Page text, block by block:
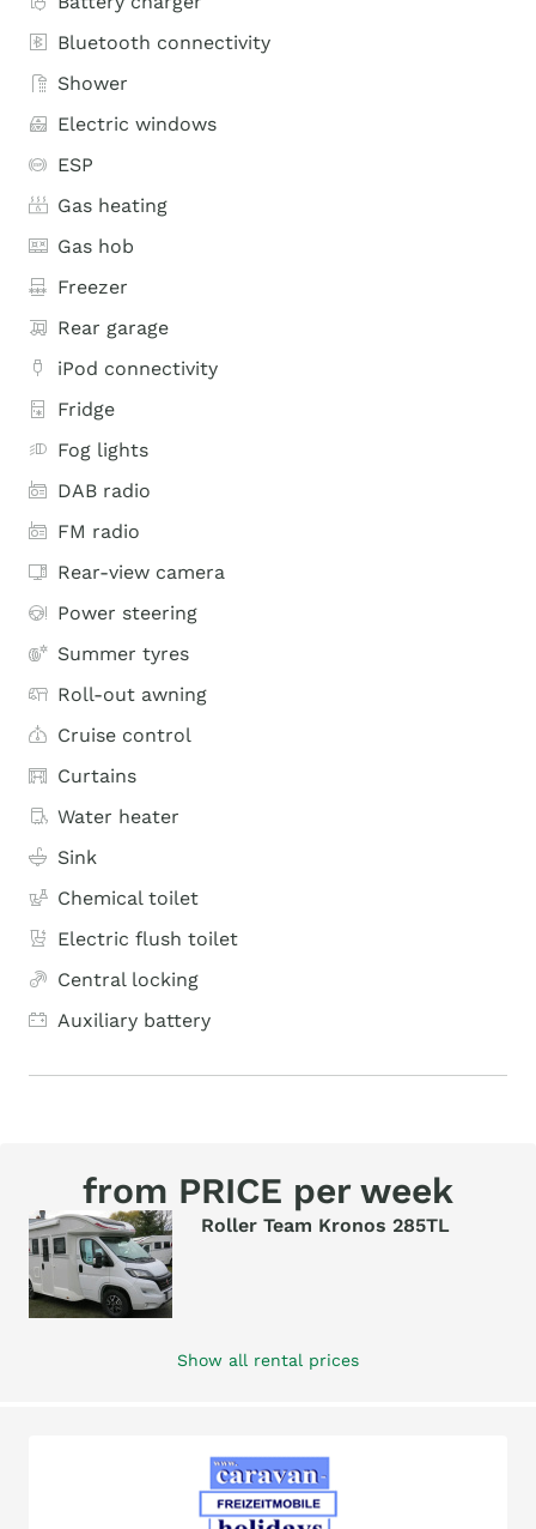
Bluetooth connectivity
Shower
Electric windows
ESP
Gas heating
Gas hob
Freezer
Rear garage
iPod connectivity
Fridge
Fog lights
DAB radio
FM radio
Rear-view camera
Power steering
Summer tyres
Roll-out awning
Cruise control
Curtains
Water heater
Sink
Chemical toilet
Electric flush toilet
Central locking
Auxiliary battery
from PRICE per week
Roller Team Kronos 285TL
Show all rental prices